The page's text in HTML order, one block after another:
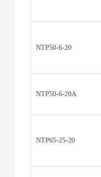
NTP50-6-20
NTP50-6-20A
NTP65-25-20